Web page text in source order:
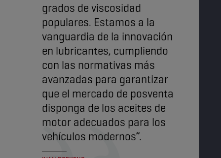
grados de viscosidad
populares. Estamos a la
vanguardia de la innovación
en lubricantes, cumpliendo
con las normativas más
avanzadas para garantizar
que el mercado de posventa
disponga de los aceites de
motor adecuados para los
vehículos modernos”.